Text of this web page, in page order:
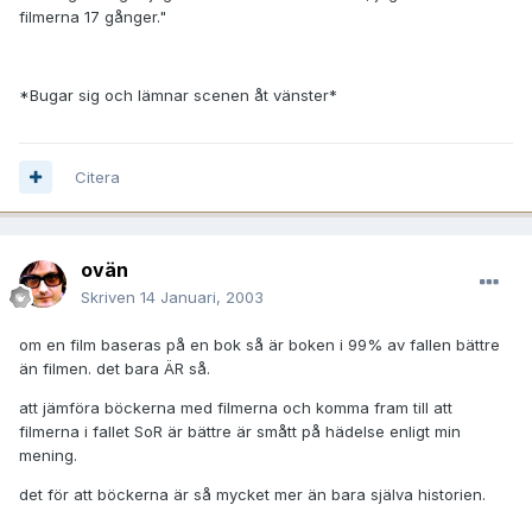
filmerna 17 gånger."
*Bugar sig och lämnar scenen åt vänster*
Citera
ovän
Skriven 14 Januari, 2003
om en film baseras på en bok så är boken i 99% av fallen bättre
än filmen. det bara ÄR så.
att jämföra böckerna med filmerna och komma fram till att
filmerna i fallet SoR är bättre är smått på hädelse enligt min
mening.
det för att böckerna är så mycket mer än bara själva historien.